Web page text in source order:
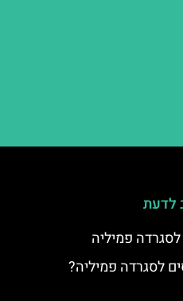
לדעת
פמיליה
לסגרדה פמיליה?